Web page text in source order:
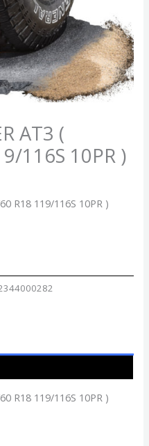
AT3 (
116S 10PR )
R18 119/116S 10PR )
R18 119/116S 10PR )